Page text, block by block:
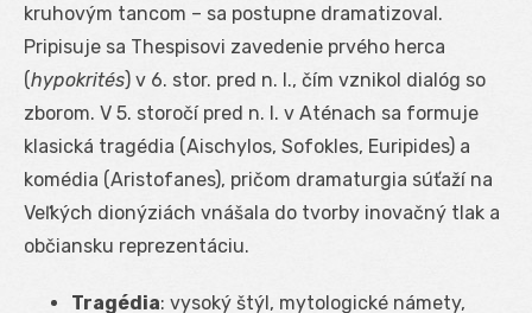
kruhovým tancom – sa postupne dramatizoval.
Pripisuje sa Thespisovi zavedenie prvého herca
(hypokrités) v 6. stor. pred n. l., čím vznikol dialóg so
zborom. V 5. storočí pred n. l. v Aténach sa formuje
klasická tragédia (Aischylos, Sofokles, Euripides) a
komédia (Aristofanes), pričom dramaturgia súťaží na
Veľkých dionýziách vnášala do tvorby inovačný tlak a
občiansku reprezentáciu.
Tragédia: vysoký štýl, mytologické námety,